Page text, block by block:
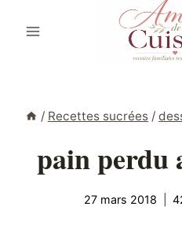
/ Recettes sucrées /
pain perdu
27 mars 2018